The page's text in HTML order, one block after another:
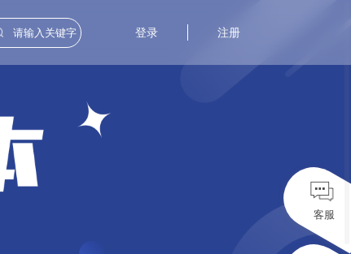
登录 注册
客服